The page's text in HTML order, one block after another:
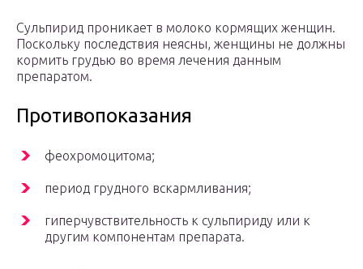
Сульпирид проникает в молоко кормящих женщин.
Поскольку последствия неясны, женщины не должны
кормить грудью во время лечения данным
препаратом.
Противопоказания
феохромоцитома;
период грудного вскармливания;
гиперчувствительность к сульпириду или к
другим компонентам препарата.